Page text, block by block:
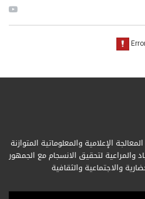
الإعلامية والمعلوماتية المتوازنة
والمراعية لتحقيق الانسجام مع الجمهور
والاجتماعية والثقافية